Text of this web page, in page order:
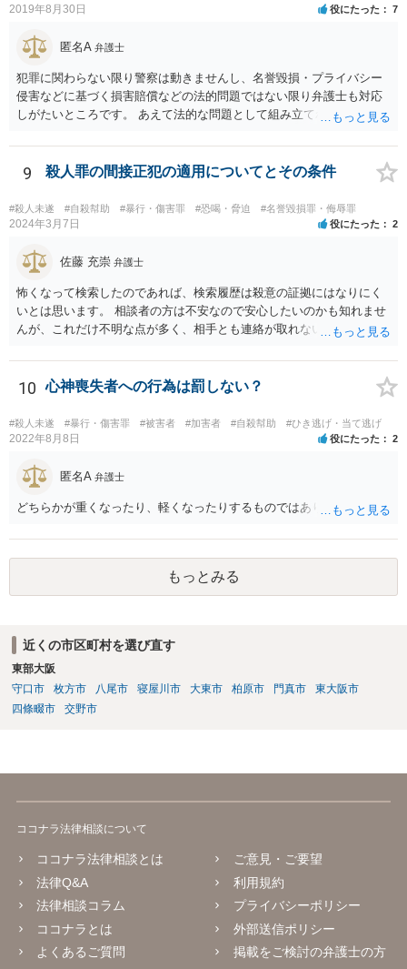
2019年8月30日 役にたった 7
匿名A 弁護士
犯罪に関わらない限り警察は動きませんし、名誉毀損・プライバシー
侵害などに基づく損害賠償などの法的問題ではない限り弁護士も対応
しがたいところです。 あえて法的な問題として組み立てれば、迷惑な
考えられますが、発信者情報開示などで加害者の住所氏名を特定する
には最低でも３０万円以上の弁護士費用は必要になってくるかと思い
ます。ゲームではなく弁護士に課金しても、さほど面白くないのでは
ないですか。 逆に費用の点からして、加害者が訴訟を考えているとか
の話も、かなりの高確率でマユツバかなと思います。ゲーム内の結婚
し、うっかり「ﾀﾋね」とか書き込むと、自殺教唆罪が成立する可能性
がありますので気をつけてください。無視と運営への通報が現実的な
対応でしょう。
9 殺人罪の間接正犯の適用についてとその条件
#殺人未遂 #自殺幇助 #暴行・傷害罪 #恐喝・脅迫 #名誉毀損罪・侮辱罪
2024年3月7日 役にたった 2
佐藤 充崇 弁護士
怖くなって検索したのであれば、検索履歴は殺意の証拠にはなりにく
いとは思います。 相談者の方は不安なので安心したいのかも知れませ
んが、これだけ不明な点が多く、相手とも連絡が取れないとなると、
しますが・・・ それでもどうしても気になるようなら、弁護士に予約
取って相談すべきです。 正直、今後こういうことをしないよう気を付
けて、あとは警察が来たり民事訴訟の訴状等が家に届いたらその時考
えるしかないように思います。
10 心神喪失者への行為は罰しない？
#殺人未遂 #暴行・傷害罪 #被害者 #加害者 #自殺幇助 #ひき逃げ・当て逃げ
2022年8月8日 役にたった 2
匿名A 弁護士
どちらかが重くなったり、軽くなったりするものではありません。
もっとみる
近くの市区町村を選び直す
東部大阪
守口市
枚方市 八尾市 寝屋川市 大東市 柏原市 門真市
東大阪市
四條畷市
交野市
ココナラ法律相談について
ココナラ法律相談とは
法律Q&A
法律相談コラム
ココナラとは
よくあるご質問
ご意見・ご要望
利用規約
プライバシーポリシー
外部送信ポリシー
掲載をご検討の弁護士の方